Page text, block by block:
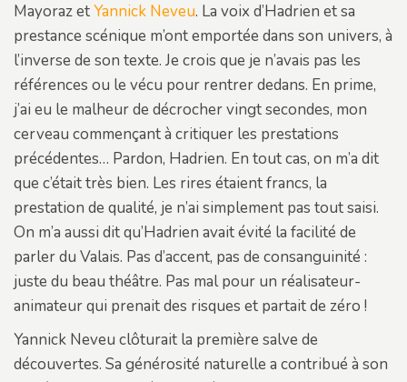
Mayoraz etYannick Neveu. La voix d’Hadrien et sa
prestance scénique m’ont emportée dans son univers, à
l’inverse de son texte. Je crois que je n’avais pas les
références ou le vécu pour rentrer dedans. En prime,
j’ai eu le malheur de décrocher vingt secondes, mon
cerveau commençant à critiquer les prestations
précédentes… Pardon, Hadrien. En tout cas, on m’a dit
que c’était très bien. Les rires étaient francs, la
prestation de qualité, je n’ai simplement pas tout saisi.
On m’a aussi dit qu’Hadrien avait évité la facilité de
parler du Valais. Pas d’accent, pas de consanguinité :
juste du beau théâtre. Pas mal pour un réalisateur-
animateur qui prenait des risques et partait de zéro !
Yannick Neveu clôturait la première salve de
découvertes. Sa générosité naturelle a contribué à son